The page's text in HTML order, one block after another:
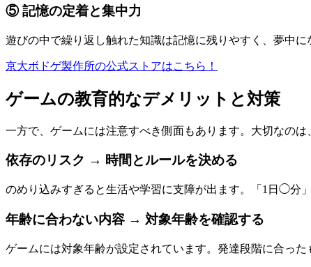
⑤ 記憶の定着と集中力
遊びの中で繰り返し触れた知識は記憶に残りやすく、夢中
京大ボドゲ製作所の公式ストアはこちら！
ゲームの教育的なデメリットと対策
一方で、ゲームには注意すべき側面もあります。大切なの
依存のリスク → 時間とルールを決める
のめり込みすぎると生活や学習に支障が出ます。「1日◯分
年齢に合わない内容 → 対象年齢を確認する
ゲームには対象年齢が設定されています。発達段階に合っ